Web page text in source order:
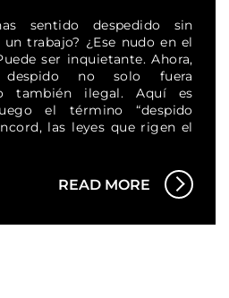
sentido despedido sin
trabajo? ¿Ese nudo en el
ser inquietante. Ahora,
no solo fuera
también ilegal. Aquí es
el término “despido
las leyes que rigen el
READ MORE